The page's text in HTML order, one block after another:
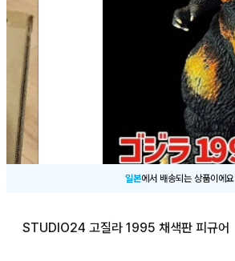
일본에서 배송되는 상품이에요
STUDIO24 고질라 1995 채색판 피규어